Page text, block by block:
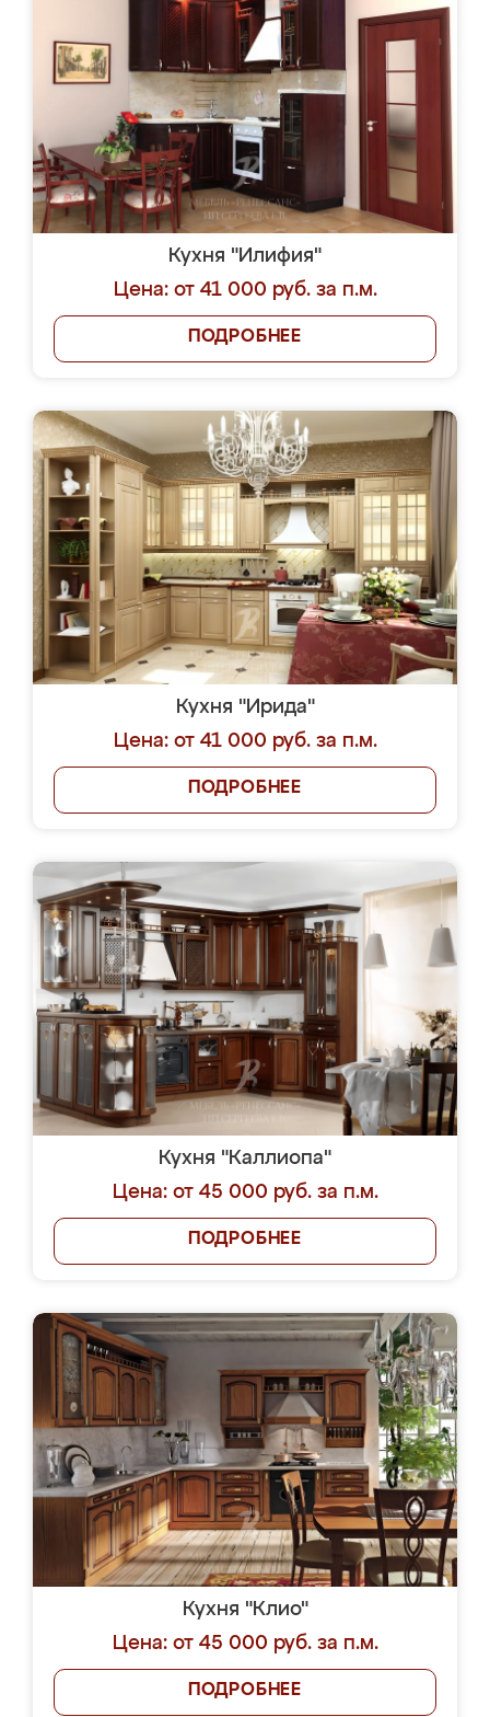
Кухня "Илифия"
Цена: от 41 000 руб. за п.м.
ПОДРОБНЕЕ
Кухня "Ирида"
Цена: от 41 000 руб. за п.м.
ПОДРОБНЕЕ
Кухня "Каллиопа"
Цена: от 45 000 руб. за п.м.
ПОДРОБНЕЕ
Кухня "Клио"
Цена: от 45 000 руб. за п.м.
ПОДРОБНЕЕ